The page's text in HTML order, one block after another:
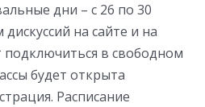
дни – с 26 по 30
на сайте и на
в свободном
будет открыта
Расписание